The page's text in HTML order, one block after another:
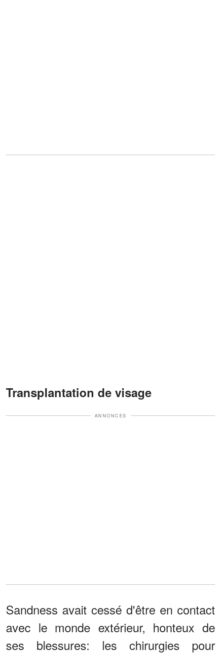
Transplantation de visage
ANNONCES
Sandness avait cessé d'être en contact
avec le monde extérieur, honteux de
ses blessures: les chirurgies pour